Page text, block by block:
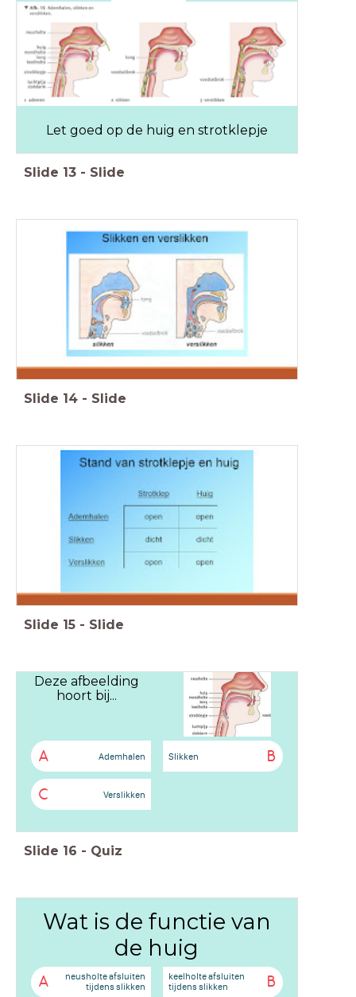
Let goed op de huig en strotklepje
Slide 13 - Slide
Slide 14 - Slide
Slide 15 - Slide
Deze afbeelding
hoort bij...
A Ademhalen B
Slikken
C Verslikken
Slide 16 - Quiz
Wat is de functie van
de huig
A
neusholte afsluiten
tijdens slikken
B
keelholte afsluiten
tijdens slikken